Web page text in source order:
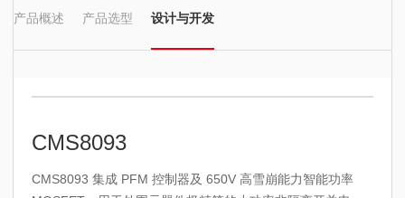
产品概述 产品选型 设计与开发
CMS8093
CMS8093 集成 PFM 控制器及 650V 高雪崩能力智能功率